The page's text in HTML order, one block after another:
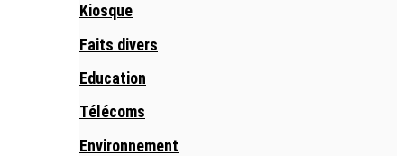
Kiosque
Faits divers
Education
Télécoms
Environnement